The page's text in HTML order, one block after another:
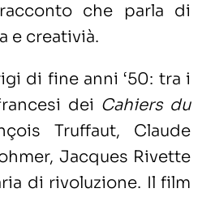
che parla di
e creativià.
di fine anni ‘50: tra i
dei Cahiers du
Truffaut, Claude
Jacques Rivette
di rivoluzione. Il film